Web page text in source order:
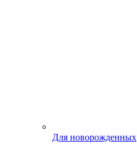
Для новорожденных